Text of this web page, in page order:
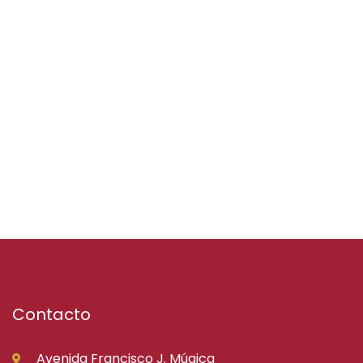
Contacto
Avenida Francisco J. Múgica